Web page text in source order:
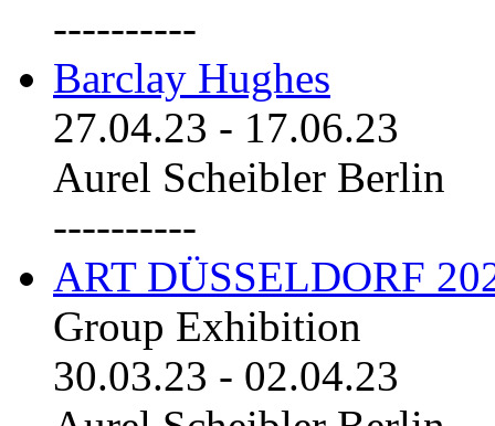
----------
Barclay Hughes
27.04.23 - 17.06.23
Aurel Scheibler Berlin
----------
ART DÜSSELDORF
Group Exhibition
30.03.23 - 02.04.23